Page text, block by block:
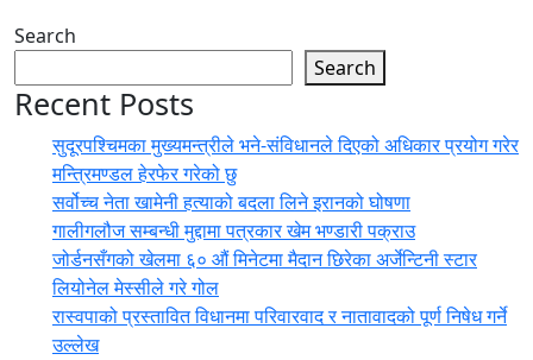
Search
Search
Recent Posts
सुदूरपश्चिमका मुख्यमन्त्रीले भने-संविधानले दिएको अधिकार प्रयोग गरेर
मन्त्रिमण्डल हेरफेर गरेको छु
सर्वोच्च नेता खामेनी हत्याको बदला लिने इरानको घोषणा
गालीगलौज सम्बन्धी मुद्दामा पत्रकार खेम भण्डारी पक्राउ
जोर्डनसँगको खेलमा ६० औं मिनेटमा मैदान छिरेका अर्जेन्टिनी स्टार
लियोनेल मेस्सीले गरे गोल
रास्वपाको प्रस्तावित विधानमा परिवारवाद र नातावादको पूर्ण निषेध गर्ने
उल्लेख